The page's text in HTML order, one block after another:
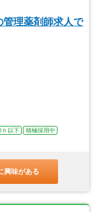
管理薬剤師求人で
ｈ以下
積極採用中
興味がある